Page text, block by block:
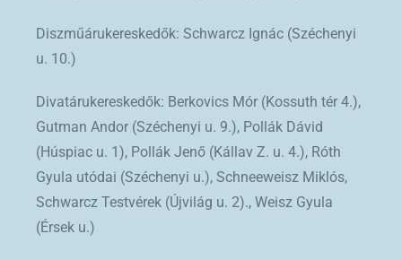
Diszműárukereskedők: Schwarcz Ignác (Széchenyi
u. 10.)
Divatárukereskedők: Berkovics Mór (Kossuth tér 4.),
Gutman Andor (Széchenyi u. 9.), Pollák Dávid
(Húspiac u. 1), Pollák Jenő (Kállav Z. u. 4.), Róth
Gyula utódai (Széchenyi u.), Schneeweisz Miklós,
Schwarcz Testvérek (Újvilág u. 2)., Weisz Gyula
(Érsek u.)